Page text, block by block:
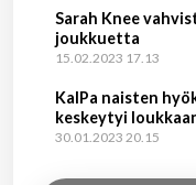
Sarah Knee
joukkuetta
15.02.2023 17.13
KalPa naisten
keskeytyi
30.01.2023 20.15